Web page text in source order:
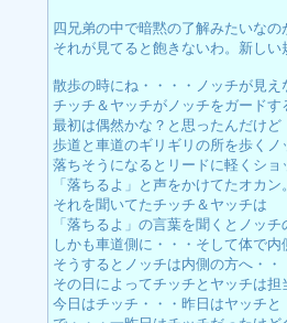
四兄弟の中で暗黙の了解みたいな
それが見てると飽きないわ。新し
散歩の時にね・・・・ノッチが見え
チッチ＆ヤッチがノッチをガードす
最初は偶然かな？と思ったんだけど
歩道と車道のギリギリの所を歩くノ
落ちそうになるとリードに軽くショ
「落ちるよ」と声をかけてたオカン
それを聞いてたチッチ＆ヤッチは
「落ちるよ」の言葉を聞くとノッ
しかも車道側に・・・そして体で
そうするとノッチは内側の方へ・・
その日によってチッチとヤッチは担
今日はチッチ・・・昨日はヤッチと